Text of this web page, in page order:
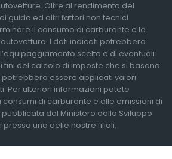
Oltre al rendimento del
guida ed altri fattori non tecnici
il consumo di carburante e le
I dati indicati potrebbero
scelto e di eventuali
fini del calcolo di imposte che si basano
potrebbero essere applicati valori
Per ulteriori informazioni potete
consumi di carburante e alle emissioni di
pubblicata dal Ministero dello Sviluppo
presso una delle nostre filiali.